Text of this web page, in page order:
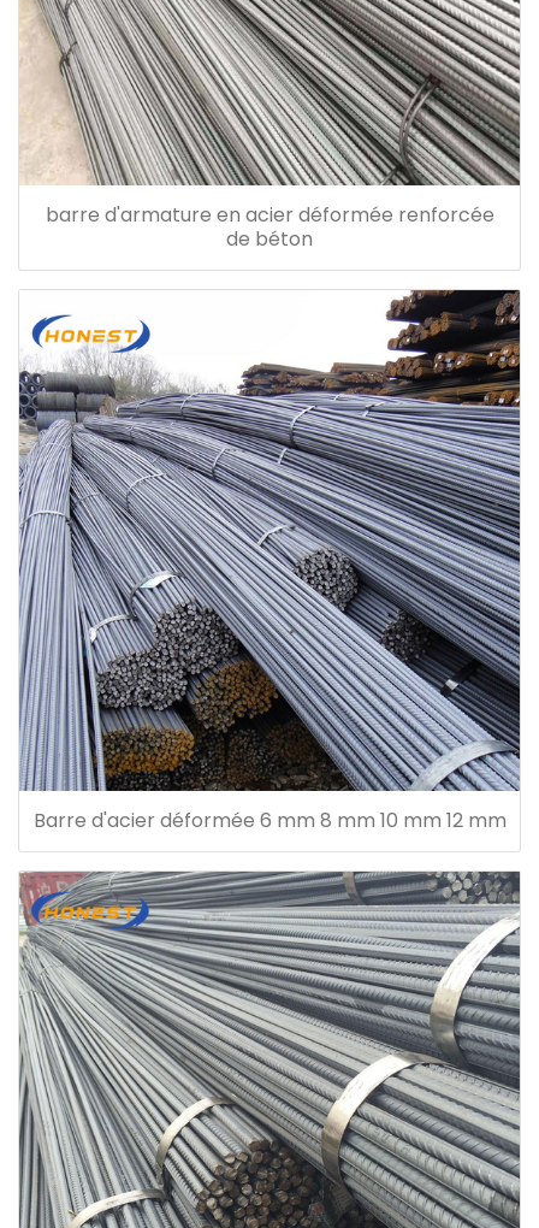
barre d'armature en acier déformée renforcée
de béton
Barre d'acier déformée 6 mm 8 mm 10 mm 12 mm